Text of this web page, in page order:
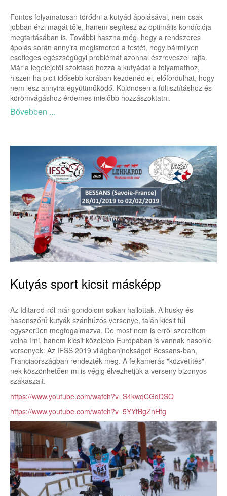
Fontos folyamatosan törődni a kutyád ápolásával, nem csak
jobban érzi magát tőle, hanem segítesz az optimális kondíciója
megtartásában is. További haszna még, hogy a rendszeres
ápolás során annyira megismered a testét, hogy bármilyen
esetleges egészségügyi problémát azonnal észreveszel rajta.
Már a legelejétől szoktasd hozzá a kutyádat a folyamathoz,
hiszen ha picit idősebb korában kezdenéd el, előfordulhat, hogy
nem lesz annyira együttműködő. Különösen a fültisztításhoz és
körömvágáshoz érdemes mielőbb hozzászoktatni.
Bővebben ...
Kutyás sport kicsit másképp
Az Iditarod-ról már gondolom sokan hallottak. A husky és
hasonszőrű kutyák szánhúzós versenye, talán kicsit túl
egyszerűen megfogalmazva. De most nem is erről szerettem
volna írni, hanem kicsit közelebb Európában is vannak hasonló
versenyek. Az IFSS 2019 világbanjnokságot Bessans-ban,
Franciaországban rendezték meg. A fejkamerás "közvetítés"-
nek köszönhetően mi is végig élvezhetjük a verseny bizonyos
szakaszait.
https://www.youtube.com/watch?v=S4kwqCGdDSQ
https://www.youtube.com/watch?v=5YYtBgZnHtg